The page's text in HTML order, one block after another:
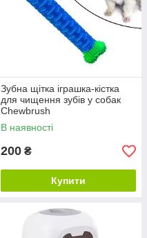
Зубна щітка іграшка-кістка
для чищення зубів у собак
Сhewbrush
В наявності
200 ₴
Купити